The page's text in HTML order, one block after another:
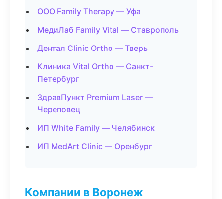
ООО Family Therapy — Уфа
МедиЛаб Family Vital — Ставрополь
Дентал Clinic Ortho — Тверь
Клиника Vital Ortho — Санкт-
Петербург
ЗдравПункт Premium Laser —
Череповец
ИП White Family — Челябинск
ИП MedArt Clinic — Оренбург
Компании в Воронеж